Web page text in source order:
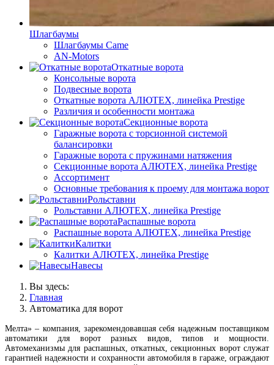
Шлагбаумы
Шлагбаумы Came
AN-Motors
Откатные ворота
Консольные ворота
Подвесные ворота
Откатные ворота АЛЮТЕХ, линейка Prestige
Различия и особенности монтажа
Секционные ворота
Гаражные ворота с торсионной системой
балансировки
Гаражные ворота с пружинами натяжения
Секционные ворота АЛЮТЕХ, линейка Prestige
Ассортимент
Основные требования к проему для монтажа ворот
Рольставни
Рольставни АЛЮТЕХ, линейка Prestige
Распашные ворота
Распашные ворота АЛЮТЕХ, линейка Prestige
Калитки
Калитки АЛЮТЕХ, линейка Prestige
Навесы
Вы здесь:
Главная
Автоматика для ворот
Мелта» – компания, зарекомендовавшая себя надежным поставщиком
автоматики для ворот разных видов, типов и мощности.
Автомеханизмы для распашных, откатных, секционных ворот служат
гарантией надежности и сохранности автомобиля в гараже, ограждают